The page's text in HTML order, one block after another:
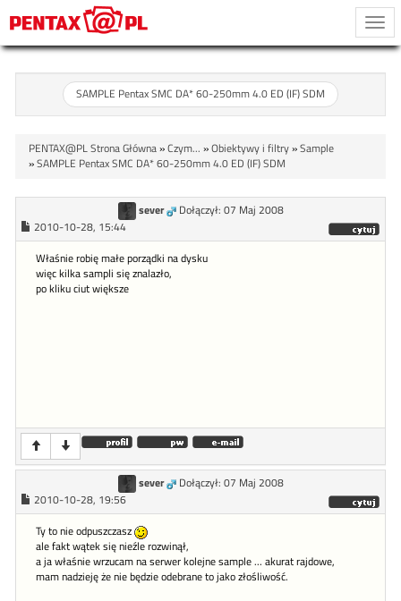
SAMPLE Pentax SMC DA* 60-250mm 4.0 ED (IF) SDM
PENTAX@PL Strona Główna»Czym... »Obiektywy i filtry»Sample
»SAMPLE Pentax SMC DA* 60-250mm 4.0 ED (IF) SDM
sever
Dołączył: 07 Maj 2008
2010-10-28, 15:44
Właśnie robię małe porządki na dysku
więc kilka sampli się znalazło,
po kliku ciut większe
sever
Dołączył: 07 Maj 2008
2010-10-28, 19:56
Ty to nie odpuszczasz
ale fakt wątek się nieźle rozwinął,
a ja właśnie wrzucam na serwer kolejne sample ... akurat rajdowe,
mam nadzieję że nie będzie odebrane to jako złośliwość.